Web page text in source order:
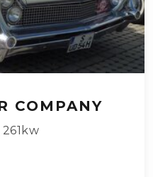
COMPANY
261kw